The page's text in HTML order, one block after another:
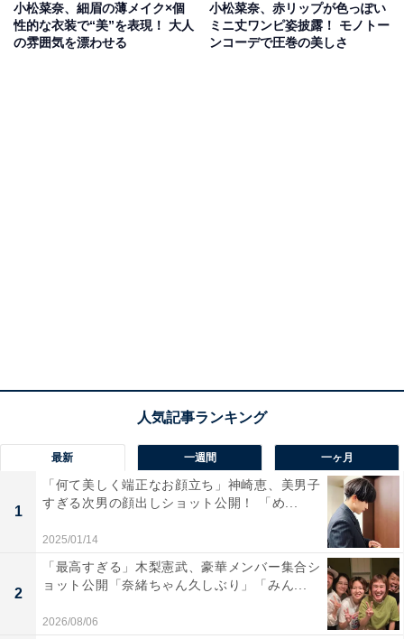
小松菜奈、細眉の薄メイク×個
性的な衣装で“美”を表現！ 大人
の雰囲気を漂わせる
小松菜奈、赤リップが色っぽい
ミニ丈ワンピ姿披露！ モノトー
ンコーデで圧巻の美しさ
最新 一週間 一ヶ月
1
「何て美しく端正なお顔立ち」神崎恵、美男子
すぎる次男の顔出しショット公開！ 「め...
2025/01/14
2
「最高すぎる」木梨憲武、豪華メンバー集合シ
ョット公開「奈緒ちゃん久しぶり」「みん...
2026/08/06